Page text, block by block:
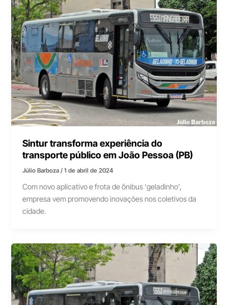
Sintur transforma experiência do
transporte público em João Pessoa (PB)
Júlio Barboza/1 de abril de 2024
Com novo aplicativo e frota de ônibus ‘geladinho’,
empresa vem promovendo inovações nos coletivos da
cidade.